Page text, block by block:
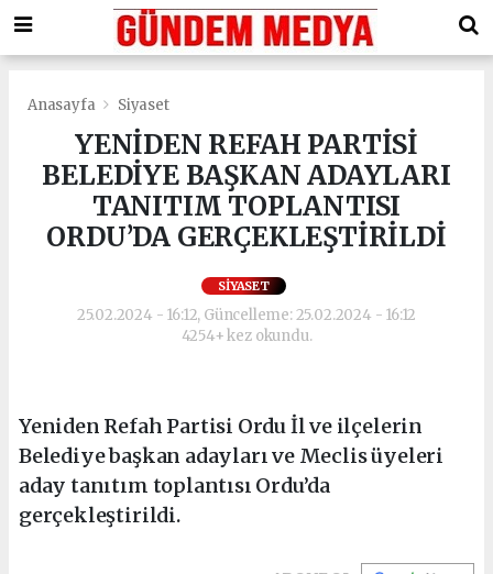
Anasayfa Siyaset
YENİDEN REFAH PARTİSİ
BELEDİYE BAŞKAN ADAYLARI
TANITIM TOPLANTISI
ORDU’DA GERÇEKLEŞTİRİLDİ
SIYASET
25.02.2024 - 16:12, Güncelleme: 25.02.2024 - 16:12
4254+ kez okundu.
Yeniden Refah Partisi Ordu İl ve ilçelerin
Belediye başkan adayları ve Meclis üyeleri
aday tanıtım toplantısı Ordu’da
gerçekleştirildi.